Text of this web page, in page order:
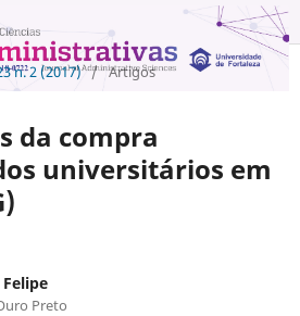
n. 2 (2017) / Artigos
da compra
universitários em
Preto